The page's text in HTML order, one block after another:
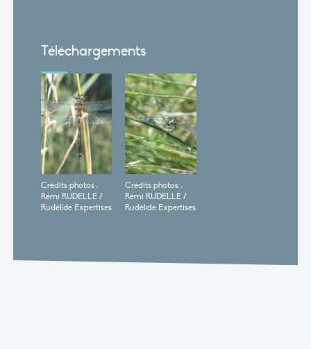
Téléchargements
Crédits photos :
Rémi RUDELLE /
Rudélide Expertises
Crédits photos :
Rémi RUDELLE /
Rudélide Expertises